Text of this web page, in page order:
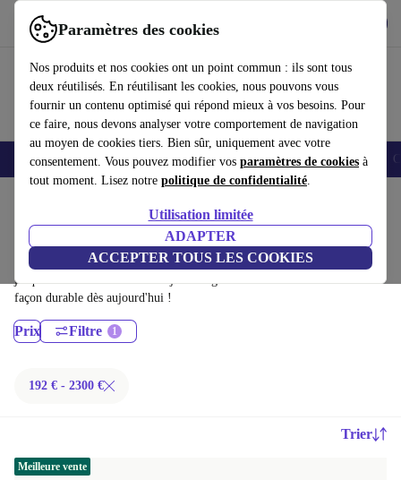
Paramètres des cookies
Nos produits et nos cookies ont un point commun : ils sont tous
deux réutilisés. En réutilisant les cookies, nous pouvons vous
fournir un contenu optimisé qui répond mieux à vos besoins. Pour
ce faire, nous devons analyser votre comportement de navigation
au moyen de cookies tiers. Bien sûr, uniquement avec votre
consentement. Vous pouvez modifier vos paramètres de cookies à
tout moment. Lisez notre politique de confidentialité.
Utilisation limitée
ADAPTER
ACCEPTER TOUS LES COOKIES
Utilisez refurbed rapidement et facilement
Smartphones Laptops Tablettes Montres connectées Accessoires
MacBooks:
MacBooks certifiés reconditionnés à moins de 2300€ – économisez
jusqu'à 40 %. Retours sous 30 jours et garantie de 12 mois. Achetez de
façon durable dès aujourd'hui !
Prix Filtre
192 € - 2300 €
Trier
Meilleure vente